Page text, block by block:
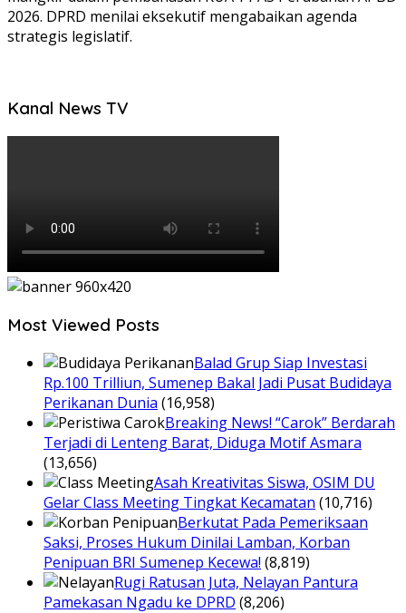
2026. DPRD menilai eksekutif mengabaikan agenda
strategis legislatif.
Kanal News TV
Most Viewed Posts
Balad Grup Siap Investasi
Rp.100 Trilliun, Sumenep Bakal Jadi Pusat Budidaya
Perikanan Dunia (16,958)
Breaking News! “Carok” Berdarah
Terjadi di Lenteng Barat, Diduga Motif Asmara
(13,656)
Asah Kreativitas Siswa, OSIM DU
Gelar Class Meeting Tingkat Kecamatan (10,716)
Berkutat Pada Pemeriksaan
Saksi, Proses Hukum Dinilai Lamban, Korban
Penipuan BRI Sumenep Kecewa! (8,819)
Rugi Ratusan Juta, Nelayan Pantura
Pamekasan Ngadu ke DPRD (8,206)